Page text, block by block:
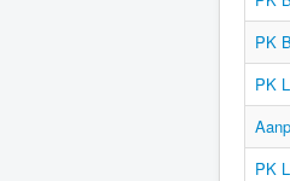
PK
PK
PK